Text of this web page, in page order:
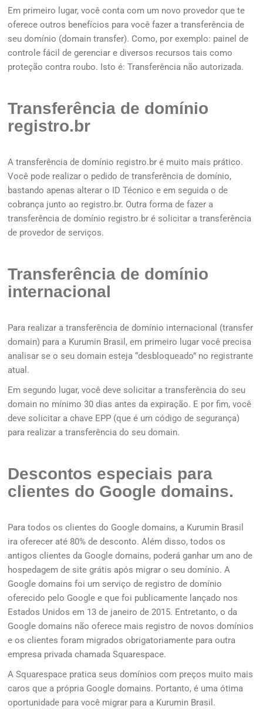
Em primeiro lugar, você conta com um novo provedor que te
oferece outros benefícios para você fazer a transferência de
seu domínio (domain transfer). Como, por exemplo: painel de
controle fácil de gerenciar e diversos recursos tais como
proteção contra roubo. Isto é: Transferência não autorizada.
Transferência de domínio
registro.br
A transferência de domínio registro.br é muito mais prático.
Você pode realizar o pedido de transferência de domínio,
bastando apenas alterar o ID Técnico e em seguida o de
cobrança junto ao registro.br. Outra forma de fazer a
transferência de domínio registro.br é solicitar a transferência
de provedor de serviços.
Transferência de domínio
internacional
Para realizar a transferência de domínio internacional (transfer
domain) para a Kurumin Brasil, em primeiro lugar você precisa
analisar se o seu domain esteja “desbloqueado” no registrante
atual.
Em segundo lugar, você deve solicitar a transferência do seu
domain no mínimo 30 dias antes da expiração. E por fim, você
deve solicitar a chave EPP (que é um código de segurança)
para realizar a transferência do seu domain.
Descontos especiais para
clientes do Google domains.
Para todos os clientes do Google domains, a Kurumin Brasil
ira oferecer até 80% de desconto. Além disso, todos os
antigos clientes da Google domains, poderá ganhar um ano de
hospedagem de site grátis após migrar o seu domínio. A
Google domains foi um serviço de registro de domínio
oferecido pelo Google e que foi publicamente lançado nos
Estados Unidos em 13 de janeiro de 2015. Entretanto, o da
Google domains não oferece mais registro de novos domínios
e os clientes foram migrados obrigatoriamente para outra
empresa privada chamada Squarespace.
A Squarespace pratica seus domínios com preços muito mais
caros que a própria Google domains. Portanto, é uma ótima
oportunidade para você migrar para a Kurumin Brasil.